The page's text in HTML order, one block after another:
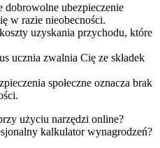
dobrowolne ubezpieczenie
w razie nieobecności.
uzyskania przychodu, które
ucznia zwalnia Cię ze składek
społeczne oznacza brak
użyciu narzędzi online?
kalkulator wynagrodzeń?